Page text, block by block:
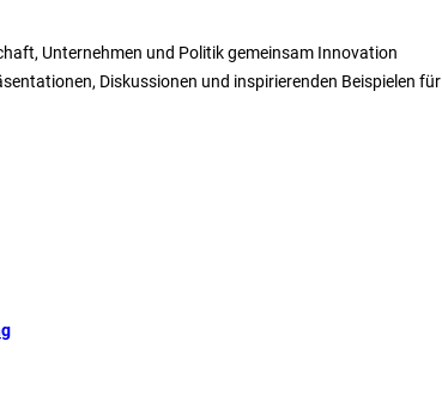
Unternehmen und Politik gemeinsam Innovation
Diskussionen und inspirierenden Beispielen für